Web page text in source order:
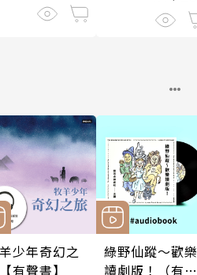
少年奇幻之
有聲書】
綠野仙蹤～歡樂
讀劇版！（有聲